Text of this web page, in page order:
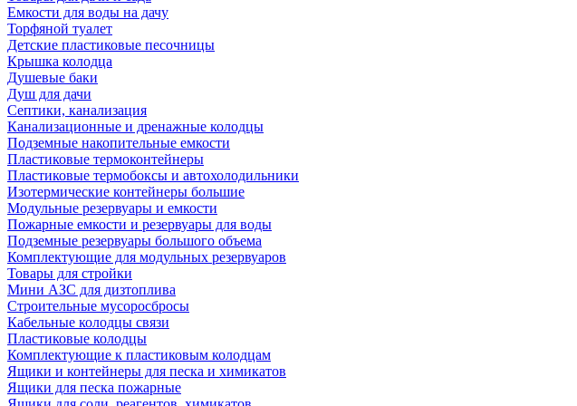
Емкости для воды на дачу
Торфяной туалет
Детские пластиковые песочницы
Крышка колодца
Душевые баки
Душ для дачи
Септики, канализация
Канализационные и дренажные колодцы
Подземные накопительные емкости
Пластиковые термоконтейнеры
Пластиковые термобоксы и автохолодильники
Изотермические контейнеры большие
Модульные резервуары и емкости
Пожарные емкости и резервуары для воды
Подземные резервуары большого объема
Комплектующие для модульных резервуаров
Товары для стройки
Мини АЗС для дизтоплива
Строительные мусоросбросы
Кабельные колодцы связи
Пластиковые колодцы
Комплектующие к пластиковым колодцам
Ящики и контейнеры для песка и химикатов
Ящики для песка пожарные